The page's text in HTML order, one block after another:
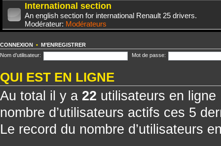
International section
An english section for international Renault 25 drivers.
Modérateur: Modérateurs
CONNEXION • M’ENREGISTRER
Nom d’utilisateur:
Mot de passe:
QUI EST EN LIGNE
Au total il y a 22 utilisateurs en
nombre d’utilisateurs actifs ces 5
Le record du nombre d’utilisateurs